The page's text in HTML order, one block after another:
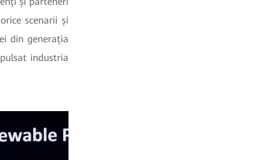
scenarii și
din generația
industria